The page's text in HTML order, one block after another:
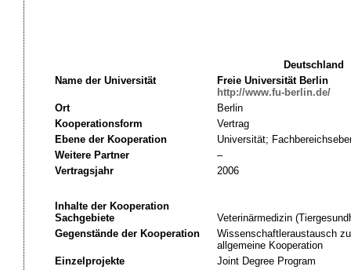
Deutschland
Name der Universität
Freie Universität Berlin
http://www.fu-berlin.de/
Ort
Berlin
Kooperationsform
Vertrag
Ebene der Kooperation
Universität;
Weitere Partner
–
Vertragsjahr
2006
Inhalte der Kooperation
Sachgebiete
Veterinärmedizin
Gegenstände der Kooperation
Wissenschaftleraustausch
allgemeine Kooperation
Einzelprojekte
Joint Degree Program